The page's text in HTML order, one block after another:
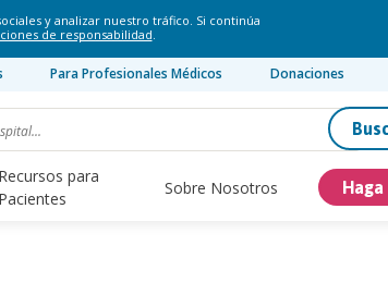
y analizar nuestro tráfico. Si continúa
de responsabilidad.
Para Profesionales Médicos Donaciones
Recursos para
Pacientes
Sobre Nosotros